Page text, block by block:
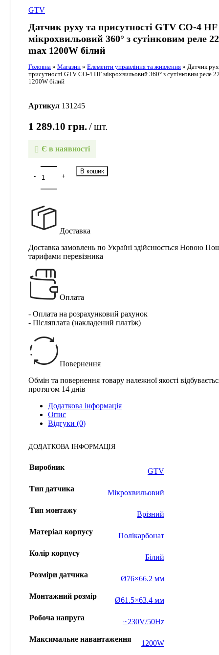
GTV
Датчик руху та присутності GTV CO-4 HF
мікрохвильовий 360° з сутінковим реле
max 1200W білий
Головна » Магазин » Елементи управління та живлення » Датчик
присутності GTV CO-4 HF мікрохвильовий 360° з сутінковим реле
1200W білий
Артикул 131245
1 289.10 грн. шт.
Є в наявності
В кошик
Доставка
Доставка замовлень по Україні здійснюється Новою
тарифами перевізника
Оплата
- Оплата на розрахунковий рахунок
- Післяплата (накладений платіж)
Повернення
Обмін та повернення товару належної якості
протягом 14 днів
Додаткова інформація
Опис
Відгуки (0)
ДОДАТКОВА ІНФОРМАЦІЯ
Виробник GTV
Тип датчика Мікрохвильовий
Тип монтажу Врізний
Матеріал корпусу Полікарбонат
Колір корпусу Білий
Розміри датчика Ø76×66.2 мм
Монтажний розмір Ø61.5×63.4 мм
Робоча напруга ~230V/50Hz
Максимальне навантаження 1200W